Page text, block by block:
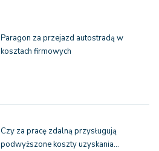
Paragon za przejazd autostradą w
kosztach firmowych
Czy za pracę zdalną przysługują
podwyższone koszty uzyskania…